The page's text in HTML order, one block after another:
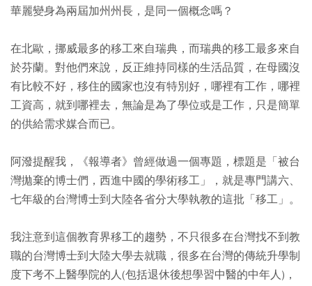
華麗變身為兩屆加州州長，是同一個概念嗎？
在北歐，挪威最多的移工來自瑞典，而瑞典的移工最多來自
於芬蘭。對他們來說，反正維持同樣的生活品質，在母國沒
有比較不好，移住的國家也沒有特別好，哪裡有工作，哪裡
工資高，就到哪裡去，無論是為了學位或是工作，只是簡單
的供給需求媒合而已。
阿潑提醒我，《報導者》曾經做過一個專題，標題是「被台
灣拋棄的博士們，西進中國的學術移工」，就是專門講六、
七年級的台灣博士到大陸各省分大學執教的這批「移工」。
我注意到這個教育界移工的趨勢，不只很多在台灣找不到教
職的台灣博士到大陸大學去就職，很多在台灣的傳統升學制
度下考不上醫學院的人(包括退休後想學習中醫的中年人)，